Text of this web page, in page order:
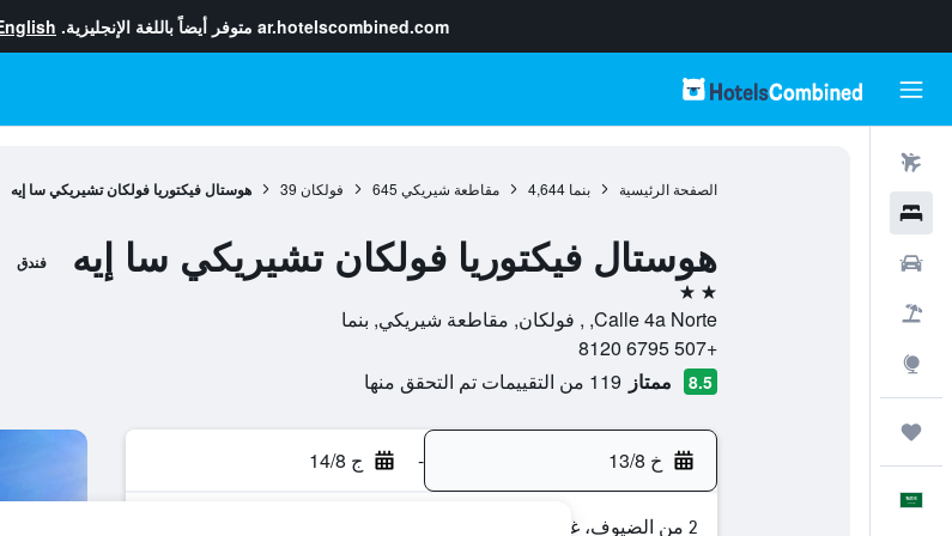
ar.hotelscombined.com متوفر أيضاً باللغة الإنجليزية.
الصفحة الرئيسية بنما 4,644 مقاطعة شيريكي 645 فولكان 39 هوستال فيكتوريا فولكان تشيريكي سا إيه
هوستال فيكتوريا فولكان تشيريكي سا إيه فندق
2 نجمتين
Calle 4a Norte, , فولكان, مقاطعة شيريكي, بنما
+507 6795 8120
8.5 ممتاز 119 من التقييمات تم التحقق منها
خ 13/8 - ج 14/8
2 من الضيوف، غرفة واحدة